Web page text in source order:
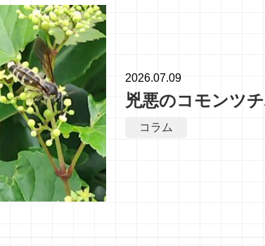
2026.07.09
兇悪のコモンツ
コラム